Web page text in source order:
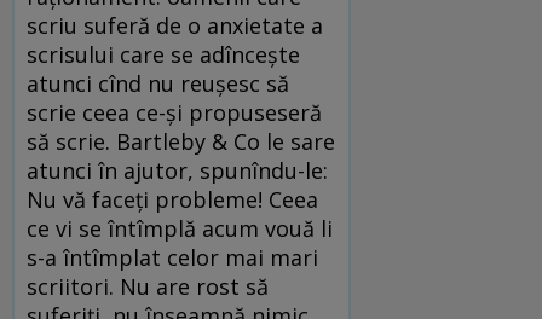
scriu suferă de o anxietate a
scrisului care se adînceşte
atunci cînd nu reuşesc să
scrie ceea ce-şi propuseseră
să scrie. Bartleby & Co le sare
atunci în ajutor, spunîndu-le:
Nu vă faceţi probleme! Ceea
ce vi se întîmplă acum vouă li
s-a întîmplat celor mai mari
scriitori. Nu are rost să